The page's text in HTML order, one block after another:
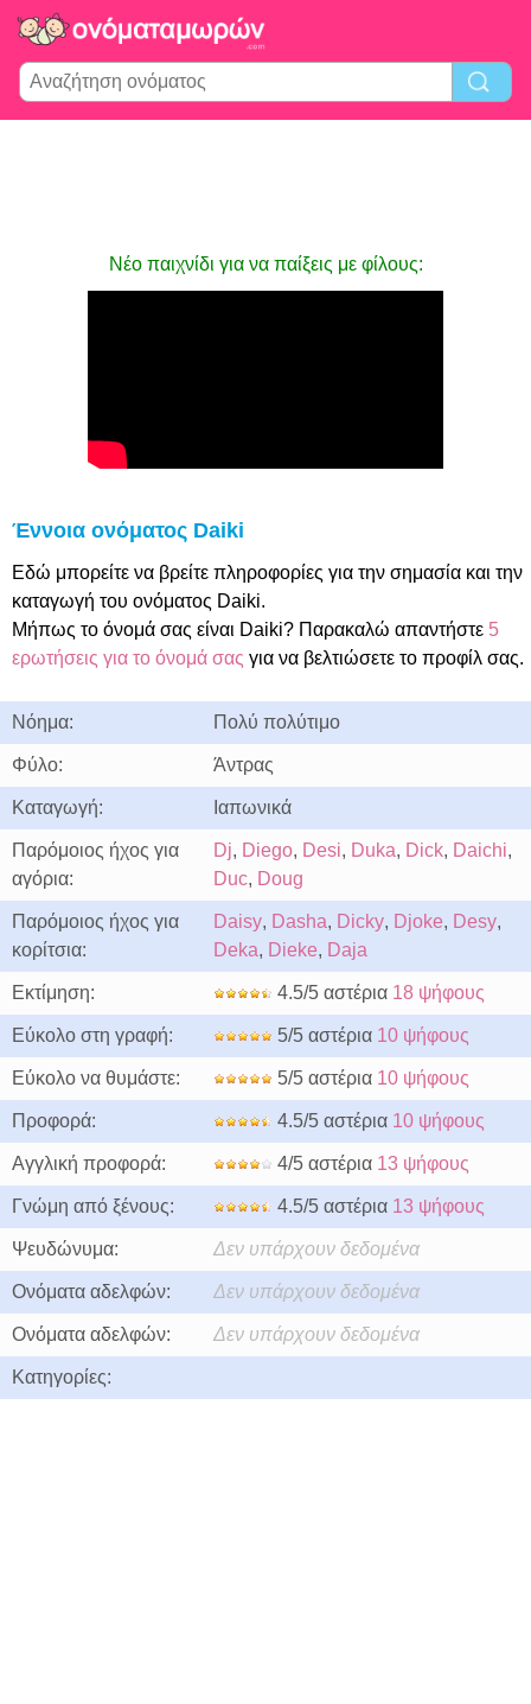
Νέο παιχνίδι για να παίξεις με φίλους:
Έννοια ονόματος Daiki
Εδώ μπορείτε να βρείτε πληροφορίες για την σημασία και την
καταγωγή του ονόματος Daiki.
Μήπως το όνομά σας είναι Daiki? Παρακαλώ απαντήστε 5
ερωτήσεις για το όνομά σας για να βελτιώσετε το προφίλ σας.
Νόημα: Πολύ πολύτιμο
Φύλο: Άντρας
Καταγωγή: Ιαπωνικά
Παρόμοιος ήχος για
αγόρια:
Dj, Diego, Desi, Duka, Dick, Daichi,
Duc, Doug
Παρόμοιος ήχος για
κορίτσια:
Daisy, Dasha, Dicky, Djoke, Desy,
Deka, Dieke, Daja
Εκτίμηση: 4.5/5 αστέρια 18 ψήφους
Εύκολο στη γραφή: 5/5 αστέρια 10 ψήφους
Εύκολο να θυμάστε: 5/5 αστέρια 10 ψήφους
Προφορά: 4.5/5 αστέρια 10 ψήφους
Αγγλική προφορά: 4/5 αστέρια 13 ψήφους
Γνώμη από ξένους: 4.5/5 αστέρια 13 ψήφους
Ψευδώνυμα: Δεν υπάρχουν δεδομένα
Ονόματα αδελφών: Δεν υπάρχουν δεδομένα
Ονόματα αδελφών: Δεν υπάρχουν δεδομένα
Κατηγορίες: